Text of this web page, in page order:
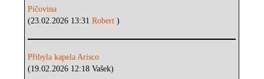
Píčovina
(23.02.2026 13:31Robert)
Přibyla kapela Arisco
(19.02.2026 12:18 Vašek)